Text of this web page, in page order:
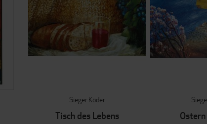
Sieger Köder
Tisch des Lebens